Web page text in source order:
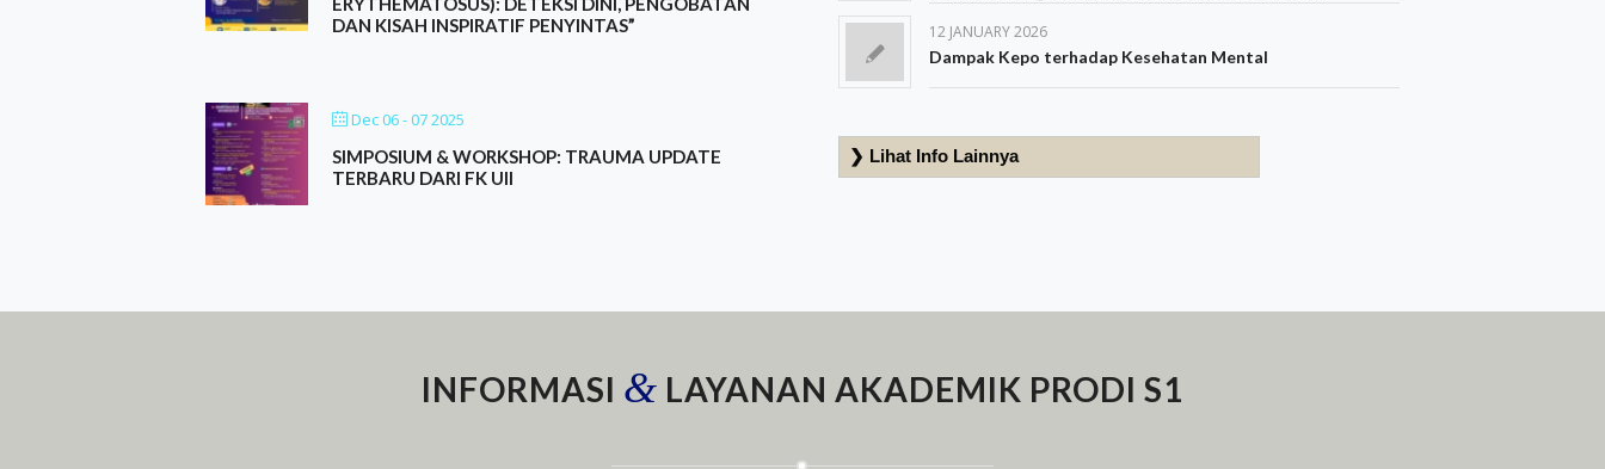
DAN KISAH INSPIRATIF PENYINTAS”
Dec 06 - 07 2025
SIMPOSIUM & WORKSHOP: TRAUMA UPDATE
TERBARU DARI FK UII
12 JANUARY 2026
Dampak Kepo terhadap Kesehatan Mental
INFORMASI & LAYANAN AKADEMIK PRODI S1